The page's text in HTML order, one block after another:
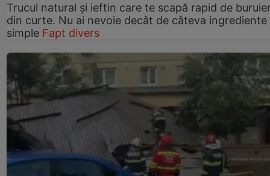
Trucul natural și ieftin care te scapă rapid de
din curte. Nu ai nevoie decât de câteva ingrediente
simple Fapt divers